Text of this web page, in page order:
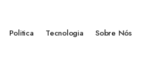
Politica Tecnologia Sobre Nós